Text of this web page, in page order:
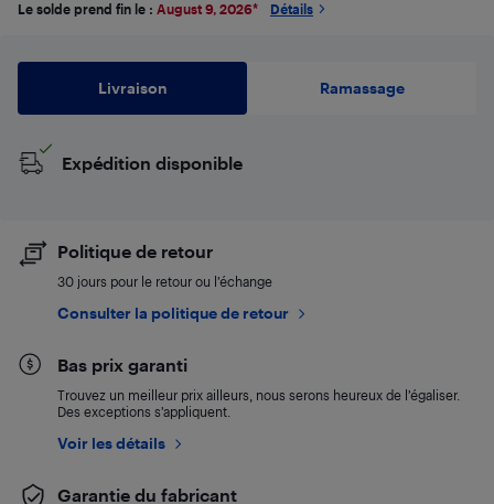
Le solde prend fin le : August 9, 2026* Détails
Livraison Ramassage
Expédition disponible
Politique de retour
30 jours pour le retour ou l’échange
Consulter la politique de retour
Bas prix garanti
Trouvez un meilleur prix ailleurs, nous serons heureux de l’égaliser.
Des exceptions s’appliquent.
Voir les détails
Garantie du fabricant